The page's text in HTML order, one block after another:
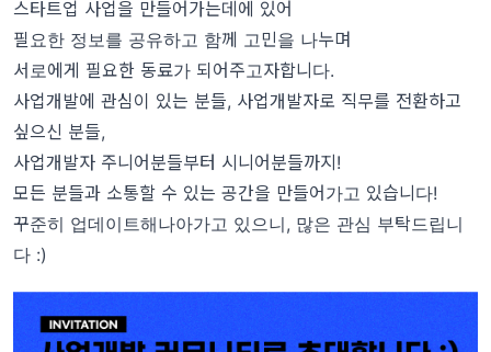
스타트업 사업을 만들어가는데에 있어
필요한 정보를 공유하고 함께 고민을 나누며
서로에게 필요한 동료가 되어주고자합니다.
사업개발에 관심이 있는 분들, 사업개발자로 직무를 전환하고
싶으신 분들,
사업개발자 주니어분들부터 시니어분들까지!
모든 분들과 소통할 수 있는 공간을 만들어가고 있습니다!
꾸준히 업데이트해나아가고 있으니, 많은 관심 부탁드립니
다 :)